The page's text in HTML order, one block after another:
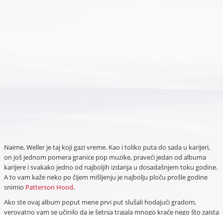
Naime, Weller je taj koji gazi vreme. Kao i toliko puta do sada u karijeri,
on još jednom pomera granice pop muzike, praveći jedan od albuma
karijere i svakako jedno od najboljih izdanja u dosadašnjem toku godine.
A to vam kaže neko po čijem mišljenju je najbolju ploču prošle godine
snimio Patterson Hood.
Ako ste ovaj album poput mene prvi put slušali hodajući gradom,
verovatno vam se učinilo da je šetnja trajala mnogo kraće nego što zaista